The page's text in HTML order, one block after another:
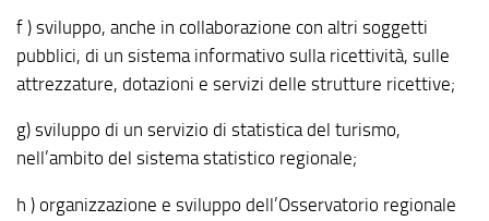
f ) sviluppo, anche in collaborazione con altri soggetti
pubblici, di un sistema informativo sulla ricettività, sulle
attrezzature, dotazioni e servizi delle strutture ricettive;
g) sviluppo di un servizio di statistica del turismo,
nell’ambito del sistema statistico regionale;
h ) organizzazione e sviluppo dell’Osservatorio regionale